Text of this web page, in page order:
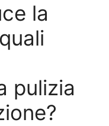
la
pulizia